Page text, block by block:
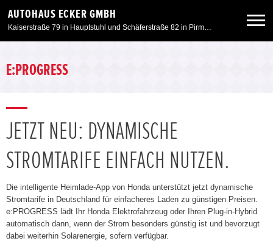
AUTOHAUS ECKER GMBH
Kaiserstraße 79 in Hauptstuhl und Schäferstraße 82 in Pirmasens
Angebote
Service & Zubehör
Unser Autohaus
E:PROGRESS
JETZT NEU: DYNAMISCHE
STROMTARIFE EINFACH NUTZEN.
Die intelligente Heimlade-App von Honda unterstützt jetzt dynamische
Stromtarife in Deutschland für einfacheres Laden zu günstigen Preisen.
e:PROGRESS lädt Ihr Honda Elektrofahrzeug oder Ihren Plug-in-Hybrid
automatisch dann, wenn der Strom besonders günstig ist und bevorzugt
dabei weiterhin Solarenergie, sofern verfügbar.